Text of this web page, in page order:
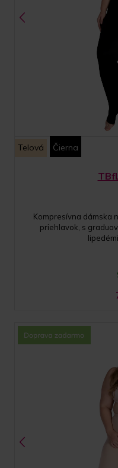
Telová Čierna
Kompresívna dámska
priehlavok, s